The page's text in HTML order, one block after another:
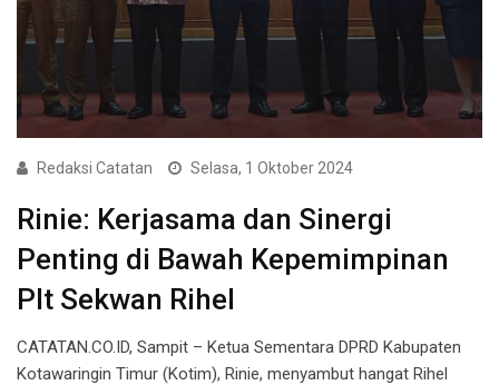
Redaksi Catatan Selasa, 1 Oktober 2024
Rinie: Kerjasama dan Sinergi
Penting di Bawah Kepemimpinan
Plt Sekwan Rihel
CATATAN.CO.ID, Sampit – Ketua Sementara DPRD Kabupaten
Kotawaringin Timur (Kotim), Rinie, menyambut hangat Rihel